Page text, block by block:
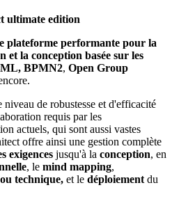
plateforme performante pour la
et la conception basée sur les
BPMN2, Open Group
de robustesse et d'efficacité
requis par les
actuels, qui sont aussi vastes
offre ainsi une gestion complète
exigences jusqu'à la conception, en
, le mind mapping,
technique, et le déploiement du